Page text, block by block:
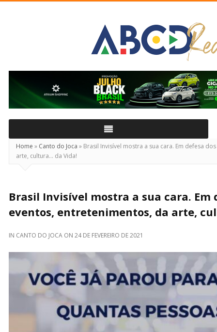
Real
Home » Canto do Joca » Brasil Invisível mostra a sua cara. Em defesa
arte, cultura… da Vida!
Brasil Invisível mostra a sua cara. Em
eventos, entretenimentos, da arte,
IN CANTO DO JOCA ON 24 DE FEVEREIRO DE 2021